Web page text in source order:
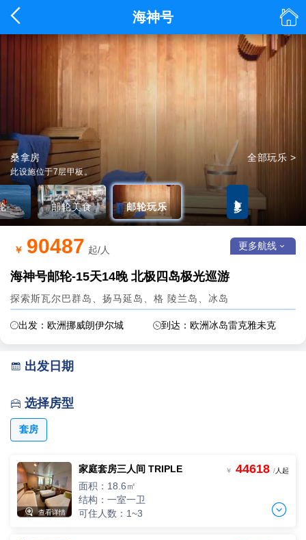
 海神号 
66度探险邮轮·海神号 详情 >
海景餐厅 全部美食 >
桑拿房 全部玩乐 >
此设施位于7层甲板。
邮轮美食 邮轮玩乐 
￥ 90487 起/人 更多航线
海神号邮轮-15天14晚 北极四岛极光巡游
探索斯瓦尔巴群岛、扬马延岛、格 陵兰岛、冰岛
出发：欧洲挪威朗伊尔城 到达：欧洲冰岛雷克雅未克
 出发日期
 选择房型
套房
 查看详情
家庭套房三人间 TRIPLE
面积：18.6㎡
结构：一室一卫
可住人数：1~3
￥ 44618 /人起
